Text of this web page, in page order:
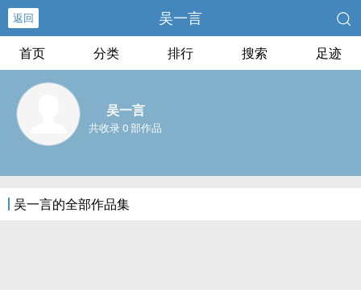
返回 吴一言
首页 分类 排行 搜索 足迹
吴一言
共收录 0 部作品
吴一言的全部作品集